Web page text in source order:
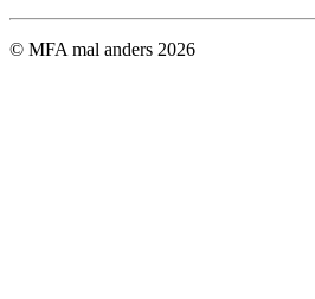
© MFA mal anders 2026